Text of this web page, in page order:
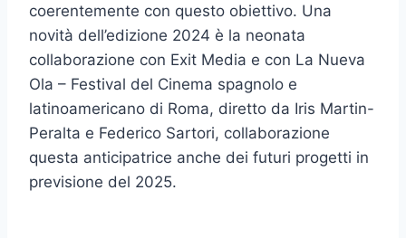
coerentemente con questo obiettivo. Una
novità dell’edizione 2024 è la neonata
collaborazione con Exit Media e con La Nueva
Ola – Festival del Cinema spagnolo e
latinoamericano di Roma, diretto da Iris Martin-
Peralta e Federico Sartori, collaborazione
questa anticipatrice anche dei futuri progetti in
previsione del 2025.